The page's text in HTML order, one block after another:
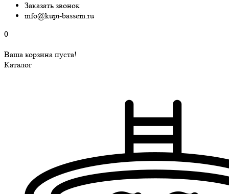
Заказать звонок
info@kupi-bassein.ru
0
Ваша корзина пуста!
Каталог